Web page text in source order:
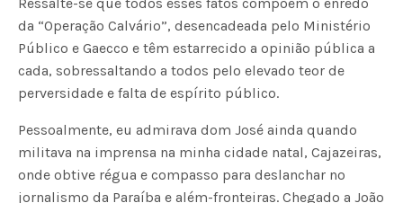
Ressalte-se que todos esses fatos compõem o enredo
da “Operação Calvário”, desencadeada pelo Ministério
Público e Gaecco e têm estarrecido a opinião pública a
cada, sobressaltando a todos pelo elevado teor de
perversidade e falta de espírito público.
Pessoalmente, eu admirava dom José ainda quando
militava na imprensa na minha cidade natal, Cajazeiras,
onde obtive régua e compasso para deslanchar no
jornalismo da Paraíba e além-fronteiras. Chegado a João